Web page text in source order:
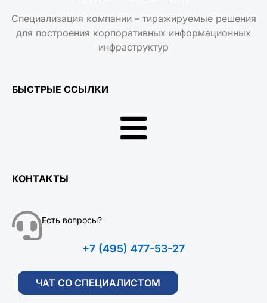
Специализация компании – тиражируемые решения
для построения корпоративных информационных
инфраструктур
БЫСТРЫЕ ССЫЛКИ
КОНТАКТЫ
Есть вопросы?
+7 (495) 477-53-27
ЧАТ СО СПЕЦИАЛИСТОМ